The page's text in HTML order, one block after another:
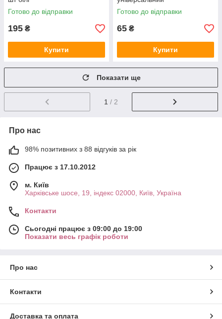
Готово до відправки
195 ₴
Купити
Готово до відправки
65 ₴
Купити
Показати ще
1 / 2
Про нас
98% позитивних з 88 відгуків за рік
Працює з 17.10.2012
м. Київ
Харківське шосе, 19, індекс 02000, Київ, Україна
Контакти
Сьогодні працює з 09:00 до 19:00
Показати весь графік роботи
Про нас
Контакти
Доставка та оплата